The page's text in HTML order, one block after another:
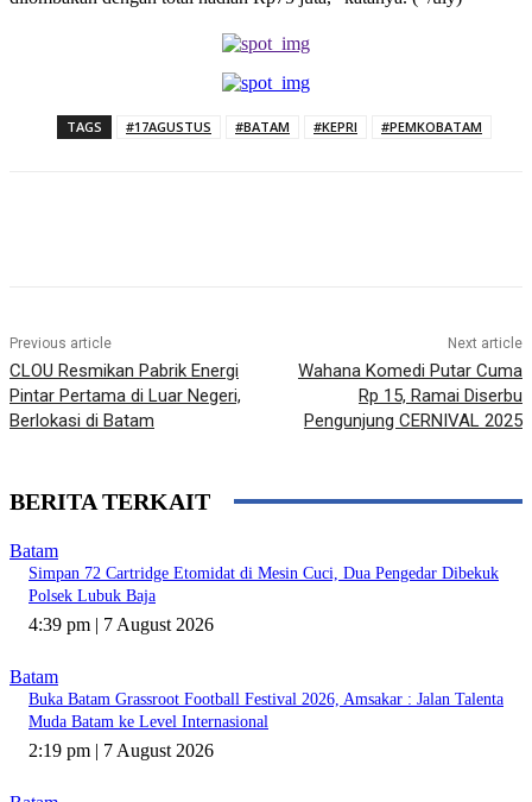
TAGS #17AGUSTUS #BATAM #KEPRI #PEMKOBATAM
Previous article
CLOU Resmikan Pabrik Energi
Pintar Pertama di Luar Negeri,
Berlokasi di Batam
Next article
Wahana Komedi Putar Cuma
Rp 15, Ramai Diserbu
Pengunjung CERNIVAL 2025
BERITA TERKAIT
Batam
Simpan 72 Cartridge Etomidat di Mesin Cuci, Dua Pengedar Dibekuk
Polsek Lubuk Baja
4:39 pm | 7 August 2026
Batam
Buka Batam Grassroot Football Festival 2026, Amsakar : Jalan Talenta
Muda Batam ke Level Internasional
2:19 pm | 7 August 2026